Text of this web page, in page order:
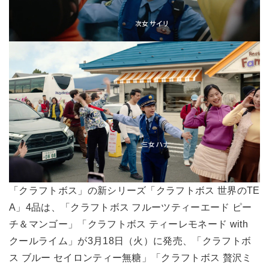
「クラフトボス」の新シリーズ「クラフトボス 世界のTE
A」4品は、「クラフトボス フルーツティーエード ピー
チ＆マンゴー」「クラフトボス ティーレモネード with
クールライム」が3月18日（火）に発売、「クラフトボ
ス ブルー セイロンティー無糖」「クラフトボス 贅沢ミ